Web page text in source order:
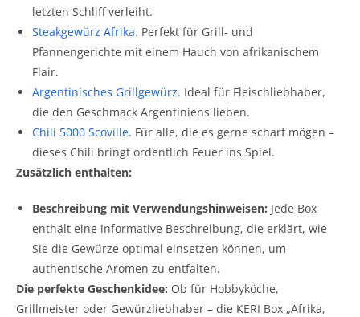
letzten Schliff verleiht.
Steakgewürz Afrika. Perfekt für Grill- und
Pfannengerichte mit einem Hauch von afrikanischem
Flair.
Argentinisches Grillgewürz. Ideal für Fleischliebhaber,
die den Geschmack Argentiniens lieben.
Chili 5000 Scoville. Für alle, die es gerne scharf mögen –
dieses Chili bringt ordentlich Feuer ins Spiel.
Zusätzlich enthalten:
Beschreibung mit Verwendungshinweisen: Jede Box
enthält eine informative Beschreibung, die erklärt, wie
Sie die Gewürze optimal einsetzen können, um
authentische Aromen zu entfalten.
Die perfekte Geschenkidee: Ob für Hobbyköche,
Grillmeister oder Gewürzliebhaber – die KERI Box „Afrika,